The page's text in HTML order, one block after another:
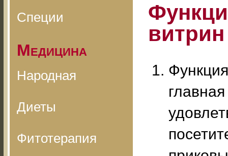
Специи
Медицина
Народная
Диеты
Фитотерапия
витрин